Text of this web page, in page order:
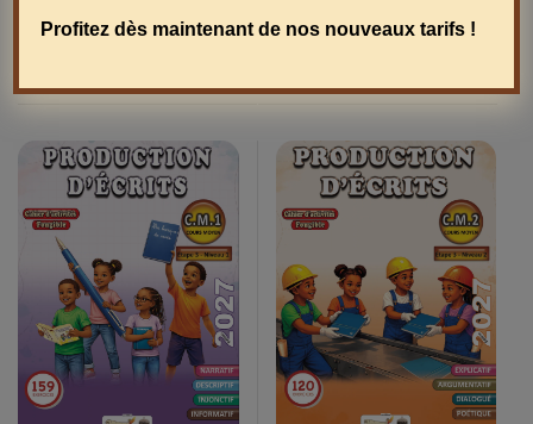
Production d’écrits
CE1
CE2
5
Profitez dès maintenant de nos nouveaux tarifs !